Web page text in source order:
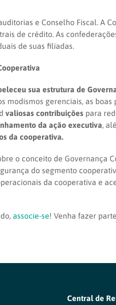
e Conselho Fiscal. A
de crédito. As
de suas filiadas.
sua estrutura de
modismos gerenciais, as
valiosas contribuições para
da ação executiva,
da cooperativa.
o conceito de Governança
do segmento
da cooperativa e
associe-se! Venha fazer
Central de